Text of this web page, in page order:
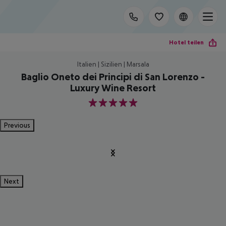
Hotel teilen
Italien | Sizilien | Marsala
Baglio Oneto dei Principi di San Lorenzo -
Luxury Wine Resort
5
Previous
Next